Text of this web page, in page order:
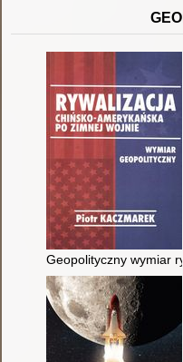
Geopolityczny wymiar